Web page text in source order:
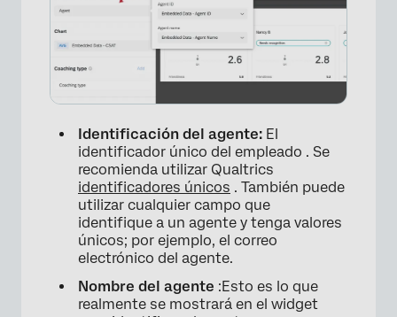
Identificación del agente: El
identificador único del empleado . Se
recomienda utilizar Qualtrics
identificadores únicos . También puede
utilizar cualquier campo que
identifique a un agente y tenga valores
únicos; por ejemplo, el correo
electrónico del agente.
Nombre del agente :Esto es lo que
realmente se mostrará en el widget